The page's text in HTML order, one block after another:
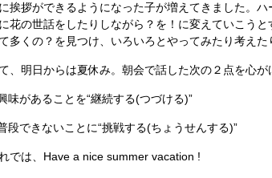
挨拶ができるようになった子が増えてきました。
花の世話をしたりしながら？を！に変えていこう
多くの？を見つけ、いろいろとやってみたり考え
、明日からは夏休み。朝会で話した次の２点を心
味があることを“継続する(つづける)”
段できないことに“挑戦する(ちょうせんする)”
では、Have a nice summer vacation !